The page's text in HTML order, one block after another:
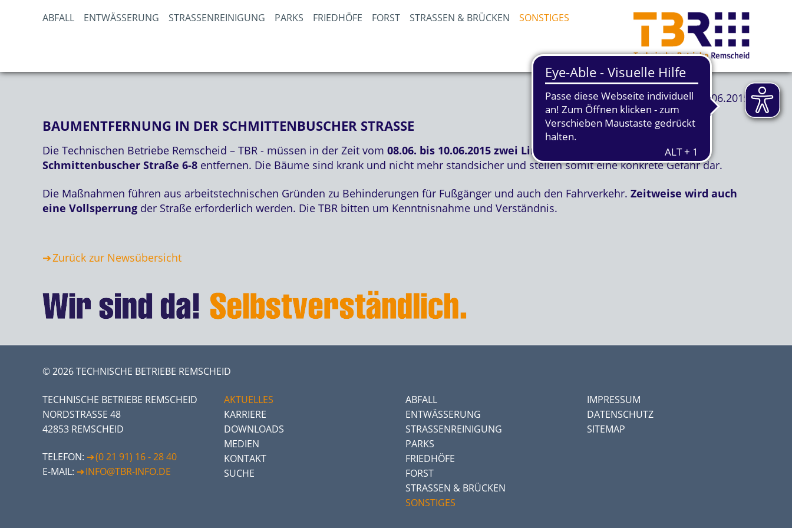
ABFALL ENTWÄSSERUNG STRASSENREINIGUNG PARKS FRIEDHÖFE FORST STRASSEN & BRÜCKEN SONSTIGES
03.06.2015
BAUMENTFERNUNG IN DER SCHMITTENBUSCHER STRASSE
Die Technischen Betriebe Remscheid – TBR - müssen in der Zeit vom 08.06. bis 10.06.2015 zwei Linde
n in Höhe der Grundstücke
Schmittenbuscher Straße 6-8 entfernen. Die Bäume sind krank und nicht mehr standsicher und stellen somit eine konkrete Gefahr dar.
Die Maßnahmen führen aus arbeitstechnischen Gründen zu Behinderungen für Fußgänger und auch den Fahrverkehr. Zeitweise wird auch
eine Vollsperrung der Straße erforderlich werden. Die TBR bitten um Kenntnisnahme und Verständnis.
Zurück zur Newsübersicht
© 2026 TECHNISCHE BETRIEBE REMSCHEID
TECHNISCHE BETRIEBE REMSCHEID
NORDSTRASSE 48
42853 REMSCHEID
TELEFON:
(0 21 91) 16 - 28 40
E-MAIL:
INFO@TBR-INFO.DE
AKTUELLES
KARRIERE
DOWNLOADS
MEDIEN
KONTAKT
SUCHE
ABFALL
ENTWÄSSERUNG
STRASSENREINIGUNG
PARKS
FRIEDHÖFE
FORST
STRASSEN & BRÜCKEN
SONSTIGES
IMPRESSUM
DATENSCHUTZ
SITEMAP